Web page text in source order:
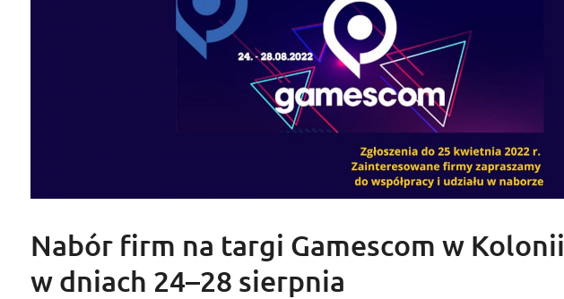
Nabór firm na targi Gamescom w Kolonii
w dniach 24–28 sierpnia